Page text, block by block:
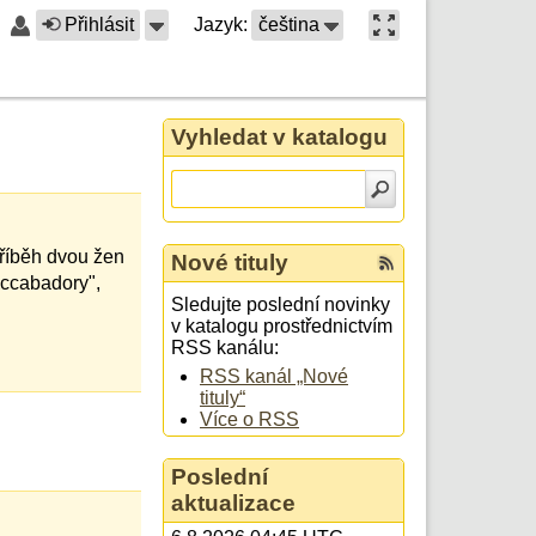
Přihlásit Jazyk: čeština
dvou žen
Vyhledat v katalogu
Nové tituly
Sledujte poslední novinky
v katalogu prostřednictvím
RSS kanálu:
RSS kanál „Nové
tituly“
Více o RSS
Poslední
aktualizace